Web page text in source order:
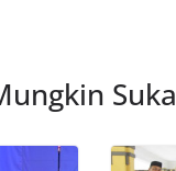
Suka